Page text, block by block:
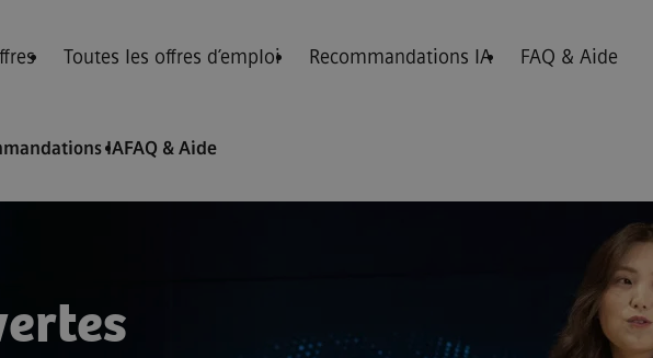
Toutes les offres d’emploi Recommandations IA FAQ & Aide
IAFAQ & Aide